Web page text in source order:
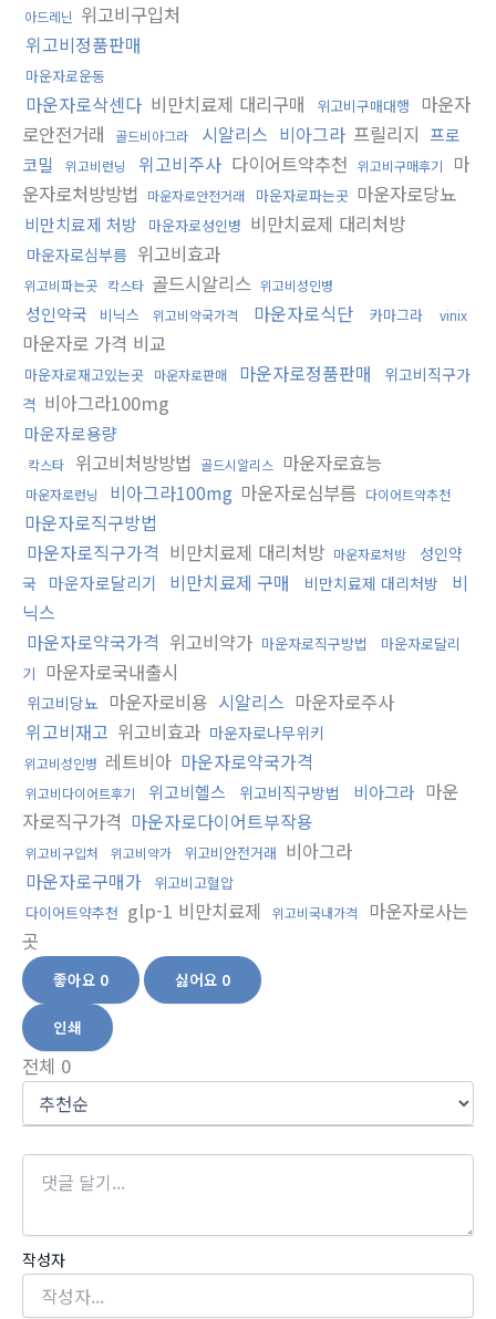
아드레닌 위고비구입처
위고비정품판매
마운자로운동
마운자로삭센다 비만치료제 대리구매 위고비구매대행
마운자
로안전거래
골드비아그라 시알리스 비아그라 프릴리지 프로
코밀
위고비런닝 위고비주사 다이어트약추천 위고비구매후기
마
운자로처방방법
마운자로안전거래 마운자로파는곳 마운자로당뇨
비만치료제 처방 마운자로성인병 비만치료제 대리처방
마운자로심부름 위고비효과
위고비파는곳 칵스타 골드시알리스 위고비성인병
성인약국 비닉스 위고비약국가격 마운자로식단 카마그라 vinix
마운자로 가격 비교
마운자로재고있는곳 마운자로판매 마운자로정품판매
위고비직구가
격 비아그라100mg
마운자로용량
칵스타 위고비처방방법 골드시알리스 마운자로효능
마운자로런닝 비아그라100mg 마운자로심부름 다이어트약추천
마운자로직구방법
마운자로직구가격 비만치료제 대리처방 마운자로처방
성인약
국
마운자로달리기 비만치료제 구매 비만치료제 대리처방
비
닉스
마운자로약국가격 위고비약가 마운자로직구방법
마운자로달리
기
마운자로국내출시
위고비당뇨 마운자로비용 시알리스 마운자로주사
위고비재고 위고비효과 마운자로나무위키
위고비성인병 레트비아 마운자로약국가격
위고비다이어트후기 위고비헬스 위고비직구방법 비아그라 마운
자로직구가격 마운자로다이어트부작용
위고비구입처 위고비약가 위고비안전거래 비아그라
마운자로구매가
위고비고혈압
다이어트약추천 glp-1 비만치료제 위고비국내가격
마운자로사는
곳
좋아요 0 싫어요 0
인쇄
전체 0
작성자